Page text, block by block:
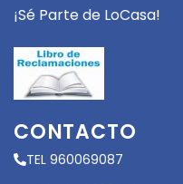
¡Sé Parte de LoCasa!
CONTACTO
TEL 960069087